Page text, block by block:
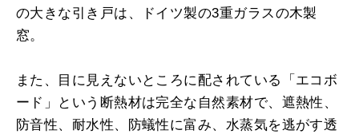
の大きな引き戸は、ドイツ製の3重ガラスの木製
窓。
また、目に見えないところに配されている「エコボ
ード」という断熱材は完全な自然素材で、遮熱性、
防音性、耐水性、防蟻性に富み、水蒸気を逃がす透